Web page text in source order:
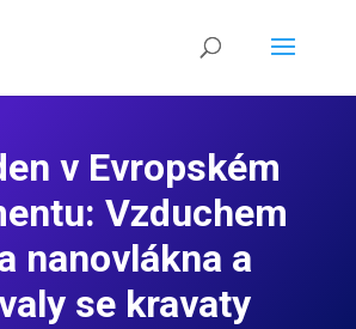
v Evropském
Vzduchem
nanovlákna a
se kravaty